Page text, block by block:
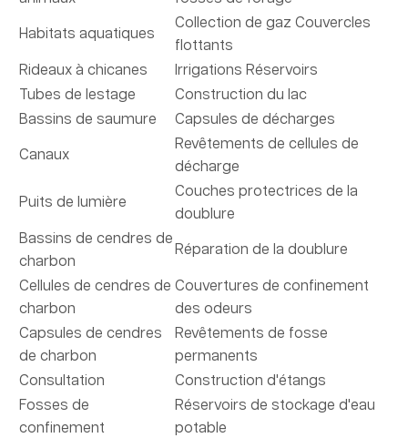
Habitats aquatiques
Collection de gaz Couvercles
flottants
Rideaux à chicanes
Irrigations Réservoirs
Tubes de lestage
Construction du lac
Bassins de saumure
Capsules de décharges
Canaux
Revêtements de cellules de
décharge
Puits de lumière
Couches protectrices de la
doublure
Bassins de cendres de
charbon
Réparation de la doublure
Cellules de cendres de
charbon
Couvertures de confinement
des odeurs
Capsules de cendres
de charbon
Revêtements de fosse
permanents
Consultation
Construction d'étangs
Fosses de
confinement
Réservoirs de stockage d'eau
potable